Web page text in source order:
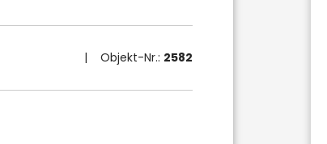
| Objekt-Nr.: 2582